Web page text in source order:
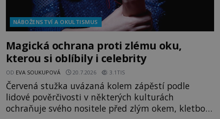
NÁBOŽENSTVÍ A OKULTISMUS
Magická ochrana proti zlému oku,
kterou si oblíbily i celebrity
OD EVA SOUKUPOVÁ 20.7.2026 3.1TIS
Červená stužka uvázaná kolem zápěstí podle
lidové pověrčivosti v některých kulturách
ochraňuje svého nositele před zlým okem, kletbou,